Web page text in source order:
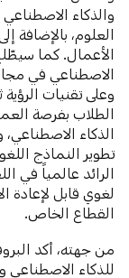
والذكاء
العلوم، بالإضافة
الأعمال. كما
الاصطناعي في
وعلى تقنيات
الطلاب بفرصة
الذكاء
تطوير النماذج
لغوي قابل لإعادة
القطاع الخاص.
من جهته، أكد
للذكاء الاصطناعي